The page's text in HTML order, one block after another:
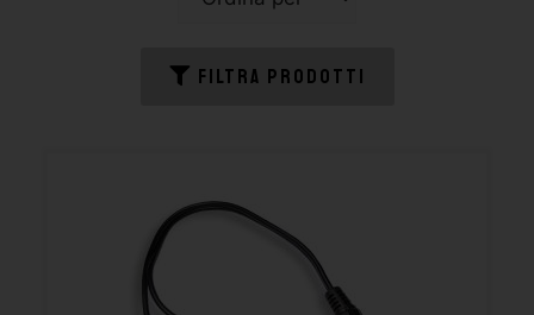
FILTRA PRODOTTI